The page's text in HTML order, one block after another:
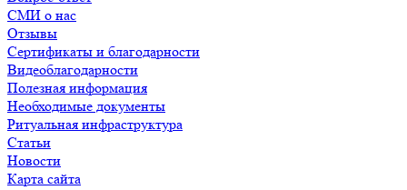
СМИ о нас
Отзывы
Сертификаты и благодарности
Видеоблагодарности
Полезная информация
Необходимые документы
Ритуальная инфраструктура
Статьи
Новости
Карта сайта